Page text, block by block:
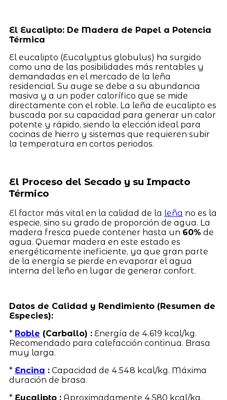
El Eucalipto: De Madera de Papel a Potencia
Térmica
El eucalipto (Eucalyptus globulus) ha surgido
como una de las posibilidades más rentables y
demandadas en el mercado de la leña
residencial. Su auge se debe a su abundancia
masiva y a un poder calorífico que se mide
directamente con el roble. La leña de eucalipto es
buscada por su capacidad para generar un calor
potente y rápido, siendo la elección ideal para
cocinas de hierro y sistemas que requieren subir
la temperatura en cortos periodos.
El Proceso del Secado y su Impacto
Térmico
El factor más vital en la calidad de la leña no es la
especie, sino su grado de proporción de agua. La
madera fresca puede contener hasta un 60% de
agua. Quemar madera en este estado es
energéticamente ineficiente, ya que gran parte
de la energía se pierde en evaporar el agua
interna del leño en lugar de generar confort.
Datos de Calidad y Rendimiento (Resumen de
Especies):
* Roble (Carballo) :Energía de 4.619 kcal/kg.
Recomendado para calefacción continua. Brasa
muy larga.
* Encina :Capacidad de 4.548 kcal/kg. Máxima
duración de brasa.
* Eucalipto :Aproximadamente 4.580 kcal/kg.